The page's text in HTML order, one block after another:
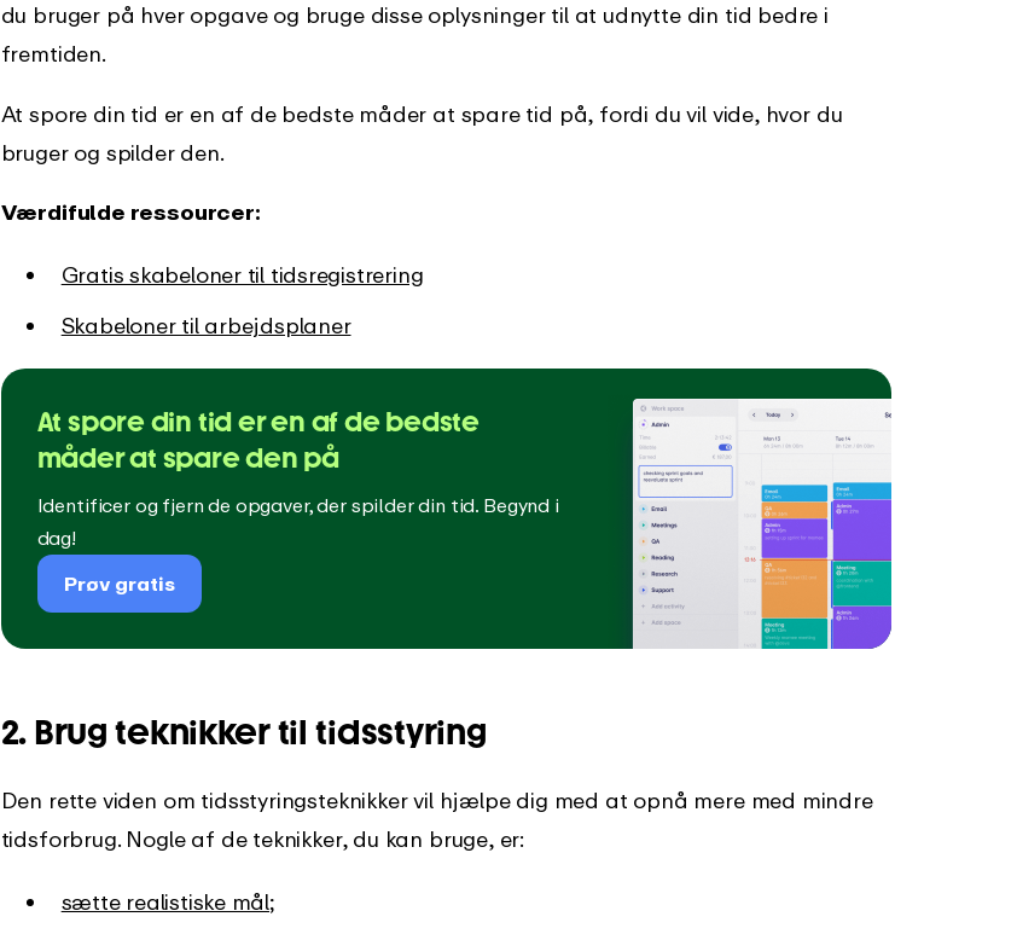
du bruger på hver opgave og bruge disse oplysninger til at udnytte din tid bedre i
fremtiden.
At spore din tid er en af de bedste måder at spare tid på, fordi du vil vide, hvor du
bruger og spilder den.
Værdifulde ressourcer:
Gratis skabeloner til tidsregistrering
Skabeloner til arbejdsplaner
At spore din tid er en af de bedste
måder at spare den på
Identificer og fjern de opgaver, der spilder din tid. Begynd i
dag!
Prøv gratis
2. Brug teknikker til tidsstyring
Den rette viden om tidsstyringsteknikker vil hjælpe dig med at opnå mere med mindre
tidsforbrug. Nogle af de teknikker, du kan bruge, er:
sætte realistiske mål;